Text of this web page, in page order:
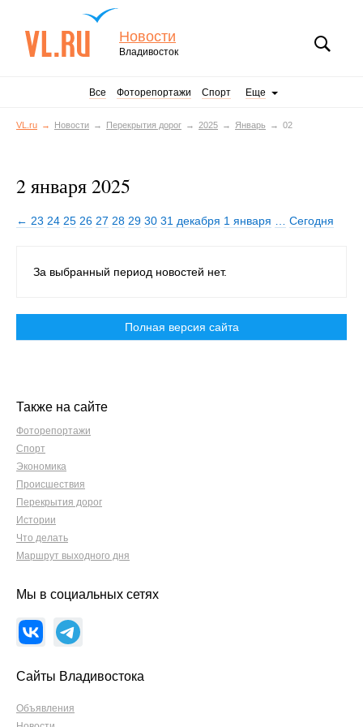
Новости
Владивосток
Все Фоторепортажи Спорт Еще
VL.ru Новости Перекрытия дорог 2025 Январь 02
2 января 2025
← 23 24 25 26 27 28 29 30 31 декабря 1 января Сегодня
За выбранный период новостей нет.
Полная версия сайта
Также на сайте
Фоторепортажи
Спорт
Экономика
Происшествия
Перекрытия дорог
Истории
Что делать
Маршрут выходного дня
Мы в социальных сетях
Сайты Владивостока
Объявления